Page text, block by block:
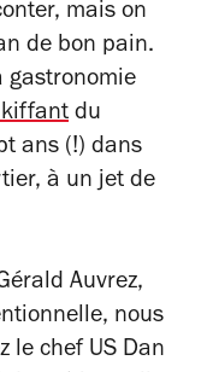
mais on
de bon pain.
gastronomie
kiffant du
ans (!) dans
à un jet de
Auvrez,
nous
le chef US Dan